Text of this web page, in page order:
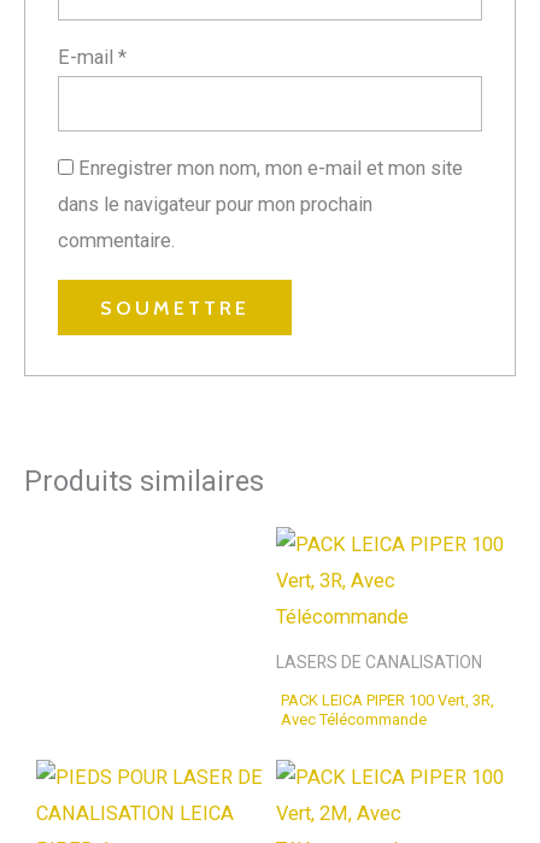
E-mail*
Enregistrer mon nom, mon e-mail et mon site
dans le navigateur pour mon prochain
commentaire.
Produits similaires
LASERS DE CANALISATION
PACK LEICA PIPER 100 Vert, 3R,
Avec Télécommande